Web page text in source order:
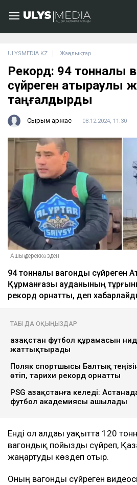
ULYSMEDIA.KZ Жаңалықтар
Рекорд: 94 тонналық
сүйреген атыраулық
таңғалдырды
Сырым Қаржас 08.12.2024, 11:30
Ашық дереккөзден
94 тонналық вагонды сүйреген
Құрманғазы ауданының
рекорд орнатты, деп
ТАҒЫ ДА ОҚЫҢЫЗДАР
Қазақстан футбол құрамасын
жаттықтырады
Поляк спортшысы Балтық
өтіп, тарихи рекорд орнатты
PSG Қазақстанға келеді:
футбол академиясы ашылады
Енді ол алдағы уақытта 120
вагондық пойызды сүйреп,
жаңартуды көздеп отыр.
Оның вагонды сүйреген